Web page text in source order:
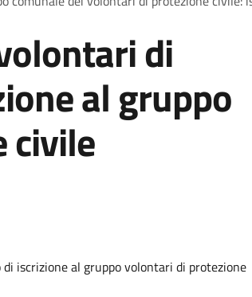
di
al gruppo
civile
iscrizione al gruppo volontari di protezione